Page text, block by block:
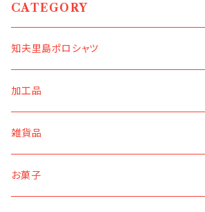
CATEGORY
知夫里島ポロシャツ
ブラック×ホットピンク
S
M
ブラック×ターコイズ
S
ネイビー×イエロー
加工品
雑貨品
お菓子